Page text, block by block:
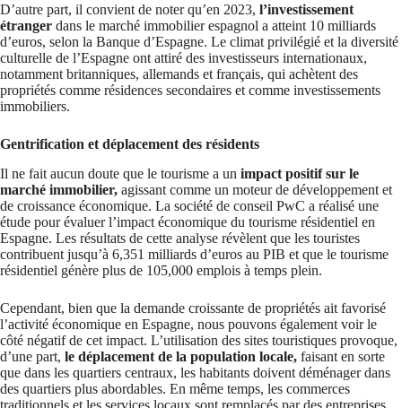
D’autre part, il convient de noter qu’en 2023, l’investissement
étranger dans le marché immobilier espagnol a atteint 10 milliards
d’euros, selon la Banque d’Espagne. Le climat privilégié et la diversité
culturelle de l’Espagne ont attiré des investisseurs internationaux,
notamment britanniques, allemands et français, qui achètent des
propriétés comme résidences secondaires et comme investissements
immobiliers.
Gentrification et déplacement des résidents
Il ne fait aucun doute que le tourisme a un impact positif sur le
marché immobilier, agissant comme un moteur de développement et
de croissance économique. La société de conseil PwC a réalisé une
étude pour évaluer l’impact économique du tourisme résidentiel en
Espagne. Les résultats de cette analyse révèlent que les touristes
contribuent jusqu’à 6,351 milliards d’euros au PIB et que le tourisme
résidentiel génère plus de 105,000 emplois à temps plein.
Cependant, bien que la demande croissante de propriétés ait favorisé
l’activité économique en Espagne, nous pouvons également voir le
côté négatif de cet impact. L’utilisation des sites touristiques provoque,
d’une part, le déplacement de la population locale, faisant en sorte
que dans les quartiers centraux, les habitants doivent déménager dans
des quartiers plus abordables. En même temps, les commerces
traditionnels et les services locaux sont remplacés par des entreprises